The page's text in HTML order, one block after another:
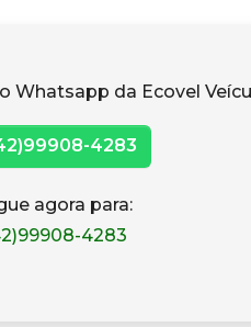
Whatsapp da Ecovel
4283
agora para:
4283